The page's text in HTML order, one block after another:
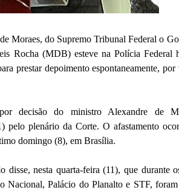
Moraes, do Supremo Tribunal Federal o
Rocha (MDB) esteve na Polícia Federal
prestar depoimento espontaneamente, por
decisão do ministro Alexandre de
pelo plenário da Corte. O afastamento
domingo (8), em Brasília.
disse, nesta quarta-feira (11), que durante
Nacional, Palácio do Planalto e STF, foram